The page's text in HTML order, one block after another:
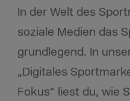
In der Welt des
soziale Medien das
grundlegend. In
„Digitales
Fokus“ liest du, wie